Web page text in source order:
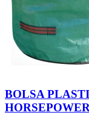
BOLSA
HORSEPOWER